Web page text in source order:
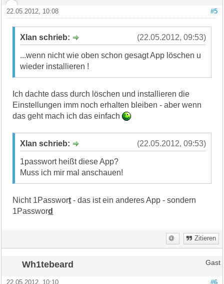
#5
22.05.2012, 10:08
(22.05.2012, 09:53)
Xlan schrieb:
...wenn nicht wie oben schon gesagt App löschen u
wieder installieren !
Ich dachte dass durch löschen und installieren die
Einstellungen imm noch erhalten bleiben - aber wenn
das geht mach ich das einfach
(22.05.2012, 09:53)
Xlan schrieb:
1passwort heißt diese App?
Muss ich mir mal anschauen!
Nicht 1Passwort - das ist ein anderes App - sondern
1Password
Zitieren
Wh1tebeard Gast
#6
22.05.2012, 10:10